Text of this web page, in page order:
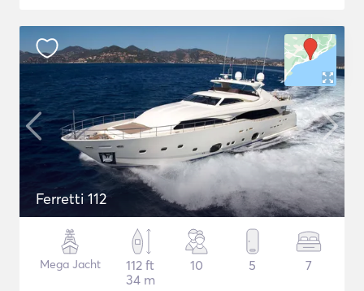
Ferretti 112
Mega Jacht
112 ft
34 m
10 5 7